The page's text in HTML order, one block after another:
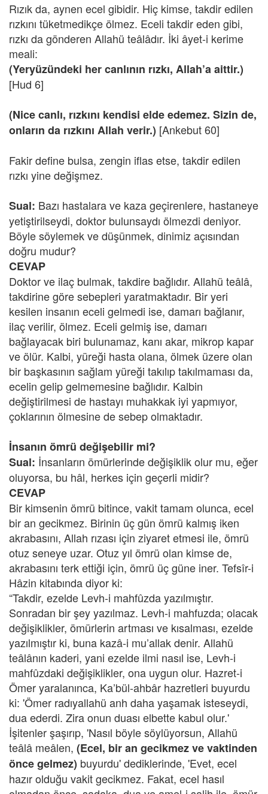
Rızık da, aynen ecel gibidir. Hiç kimse, takdir edilen
rızkını tüketmedikçe ölmez. Eceli takdir eden gibi,
rızkı da gönderen Allahü teâlâdır. İki âyet-i kerime
meali:
(Yeryüzündeki her canlının rızkı, Allah’a aittir.)
[Hud 6]
(Nice canlı, rızkını kendisi elde edemez. Sizin de,
onların da rızkını Allah verir.) [Ankebut 60]
Fakir define bulsa, zengin iflas etse, takdir edilen
rızkı yine değişmez.
Sual: Bazı hastalara ve kaza geçirenlere, hastaneye
yetiştirilseydi, doktor bulunsaydı ölmezdi deniyor.
Böyle söylemek ve düşünmek, dinimiz açısından
doğru mudur?
CEVAP
Doktor ve ilaç bulmak, takdire bağlıdır. Allahü teâlâ,
takdirine göre sebepleri yaratmaktadır. Bir yeri
kesilen insanın eceli gelmedi ise, damarı bağlanır,
ilaç verilir, ölmez. Eceli gelmiş ise, damarı
bağlayacak biri bulunamaz, kanı akar, mikrop kapar
ve ölür. Kalbi, yüreği hasta olana, ölmek üzere olan
bir başkasının sağlam yüreği takılıp takılmaması da,
ecelin gelip gelmemesine bağlıdır. Kalbin
değiştirilmesi de hastayı muhakkak iyi yapmıyor,
çoklarının ölmesine de sebep olmaktadır.
İnsanın ömrü değişebilir mi?
Sual: İnsanların ömürlerinde değişiklik olur mu, eğer
oluyorsa, bu hâl, herkes için geçerli midir?
CEVAP
Bir kimsenin ömrü bitince, vakit tamam olunca, ecel
bir an gecikmez. Birinin üç gün ömrü kalmış iken
akrabasını, Allah rızası için ziyaret etmesi ile, ömrü
otuz seneye uzar. Otuz yıl ömrü olan kimse de,
akrabasını terk ettiği için, ömrü üç güne iner. Tefsîr-i
Hâzin kitabında diyor ki:
“Takdir, ezelde Levh-i mahfûzda yazılmıştır.
Sonradan bir şey yazılmaz. Levh-i mahfuzda; olacak
değişiklikler, ömürlerin artması ve kısalması, ezelde
yazılmıştır ki, buna kazâ-i mu’allak denir. Allahü
teâlânın kaderi, yani ezelde ilmi nasıl ise, Levh-i
mahfûzdaki değişiklikler, ona uygun olur. Hazret-i
Ömer yaralanınca, Ka’bül-ahbâr hazretleri buyurdu
ki: 'Ömer radıyallahü anh daha yaşamak isteseydi,
dua ederdi. Zira onun duası elbette kabul olur.'
İşitenler şaşırıp, 'Nasıl böyle söylüyorsun, Allahü
teâlâ meâlen, (Ecel, bir an gecikmez ve vaktinden
önce gelmez) buyurdu' dediklerinde, 'Evet, ecel
hazır olduğu vakit gecikmez. Fakat, ecel hasıl